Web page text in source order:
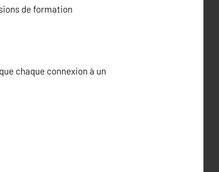
de formation
chaque connexion à un